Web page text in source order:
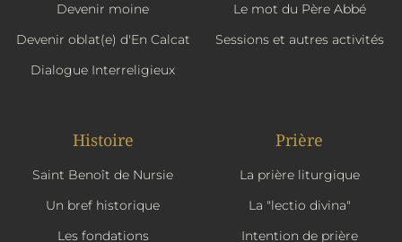
Devenir moine
Devenir oblat(e) d'En Calcat
Dialogue Interreligieux
Le mot du Père Abbé
Sessions et autres activités
Histoire
Saint Benoît de Nursie
Un bref historique
Les fondations
Prière
La prière liturgique
La "lectio divina"
Intention de prière